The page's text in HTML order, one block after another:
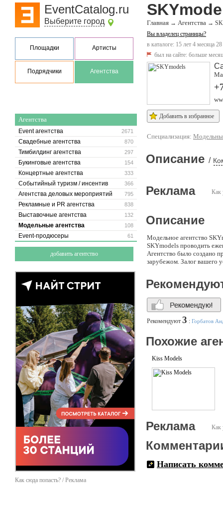
EventCatalog.ru
Выберите город
Площадки Артисты
Подрядчики Агентства
Агентства
2671
Event агентства
870
Свадебные агентства
297
Тимбилдинг агентства
154
Букинговые агентства
333
Концертные агентства
366
Событийный туризм / инсентив
795
Агентства деловых мероприятий
838
Рекламные и PR агентства
132
Выставочные агентства
108
Модельные агентства
61
Event-продюсеры
добавить агентство
Как сюда попасть? / Реклама
Главная → Агентства →
Вы владелец страницы?
в каталоге: 15 лет 4 месяца
был на сайте: больше
Добавить в избранное
Специализация:
Описание /
Как
Реклама
Описание
Модельное агентство
SKYmodels проводить
Агентство было создано
зарубежом. Залог вашего
Рекомендуют 3 : Горбатов
Похожие
Kiss Models
Как
Реклама
Написать